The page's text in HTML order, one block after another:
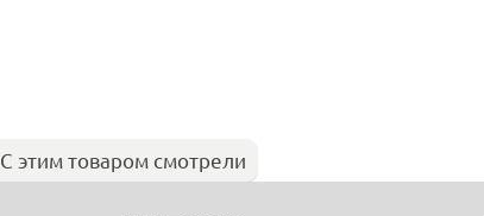
С этим товаром смотрели